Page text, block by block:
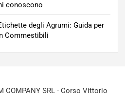
conoscono
degli Agrumi: Guida per
Commestibili
COMPANY SRL - Corso Vittorio